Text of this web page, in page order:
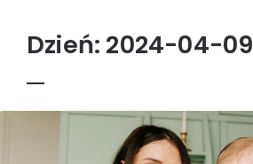
Dzień: 2024-04-09